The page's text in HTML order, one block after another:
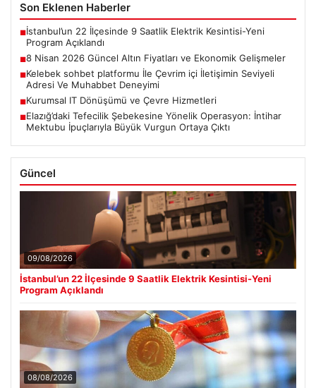
Son Eklenen Haberler
■İstanbul’un 22 İlçesinde 9 Saatlik Elektrik Kesintisi-Yeni
Program Açıklandı
■8 Nisan 2026 Güncel Altın Fiyatları ve Ekonomik Gelişmeler
■Kelebek sohbet platformu İle Çevrim içi İletişimin Seviyeli
Adresi Ve Muhabbet Deneyimi
■Kurumsal IT Dönüşümü ve Çevre Hizmetleri
■Elazığ’daki Tefecilik Şebekesine Yönelik Operasyon: İntihar
Mektubu İpuçlarıyla Büyük Vurgun Ortaya Çıktı
Güncel
09/08/2026
İstanbul’un 22 İlçesinde 9 Saatlik Elektrik Kesintisi-Yeni
Program Açıklandı
08/08/2026